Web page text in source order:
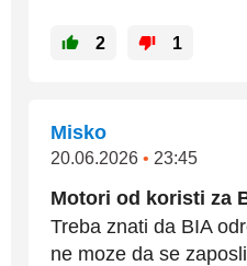
2 1
Misko
20.06.2026 • 23:45
Motori od koristi za
Treba znati da BIA
ne moze da se